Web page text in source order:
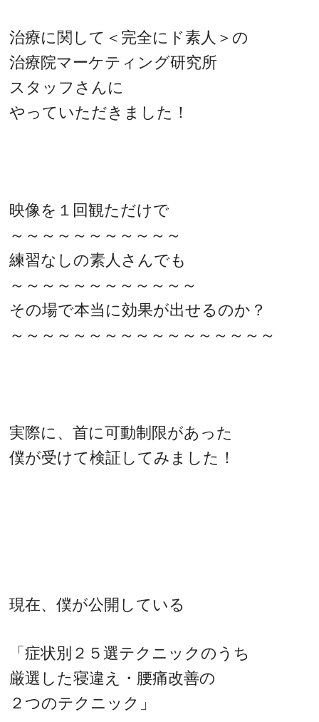
治療に関して＜完全にド素人＞の
治療院マーケティング研究所
スタッフさんに
やっていただきました！
映像を１回観ただけで
～～～～～～～～～～～
練習なしの素人さんでも
～～～～～～～～～～～～
その場で本当に効果が出せるのか？
～～～～～～～～～～～～～～～～～
実際に、首に可動制限があった
僕が受けて検証してみました！
現在、僕が公開している
「症状別２５選テクニックのうち
厳選した寝違え・腰痛改善の
２つのテクニック」